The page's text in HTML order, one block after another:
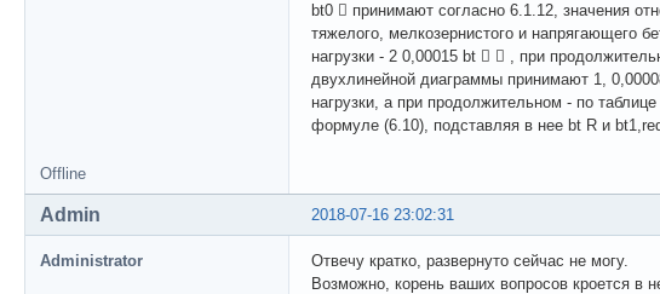
bt0  принимают согласно 6.1.12, значения
тяжелого, мелкозернистого и напрягающего
нагрузки - 2 0,00015 bt   , при
двухлинейной диаграммы принимают 1,
нагрузки, а при продолжительном - по
формуле (6.10), подставляя в нее bt R и
Offline
2018-07-16 23:02:31
Admin
Administrator
Отвечу кратко, развернуто сейчас не могу.
Возможно, корень ваших вопросов кроется в